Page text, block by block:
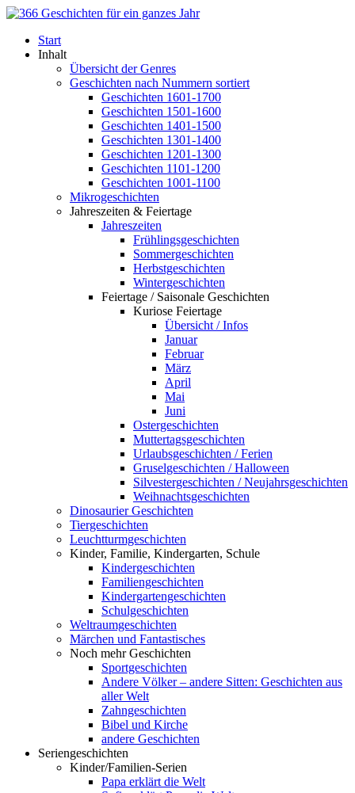
Start
Inhalt
Übersicht der Genres
Geschichten nach Nummern sortiert
Geschichten 1601-1700
Geschichten 1501-1600
Geschichten 1401-1500
Geschichten 1301-1400
Geschichten 1201-1300
Geschichten 1101-1200
Geschichten 1001-1100
Mikrogeschichten
Jahreszeiten & Feiertage
Jahreszeiten
Frühlingsgeschichten
Sommergeschichten
Herbstgeschichten
Wintergeschichten
Feiertage / Saisonale Geschichten
Kuriose Feiertage
Übersicht / Infos
Januar
Februar
März
April
Mai
Juni
Ostergeschichten
Muttertagsgeschichten
Urlaubsgeschichten / Ferien
Gruselgeschichten / Halloween
Silvestergeschichten / Neujahrsgeschichten
Weihnachtsgeschichten
Dinosaurier Geschichten
Tiergeschichten
Leuchtturmgeschichten
Kinder, Familie, Kindergarten, Schule
Kindergeschichten
Familiengeschichten
Kindergartengeschichten
Schulgeschichten
Weltraumgeschichten
Märchen und Fantastisches
Noch mehr Geschichten
Sportgeschichten
Andere Völker – andere Sitten: Geschichten aus
aller Welt
Zahngeschichten
Bibel und Kirche
andere Geschichten
Seriengeschichten
Kinder/Familien-Serien
Papa erklärt die Welt